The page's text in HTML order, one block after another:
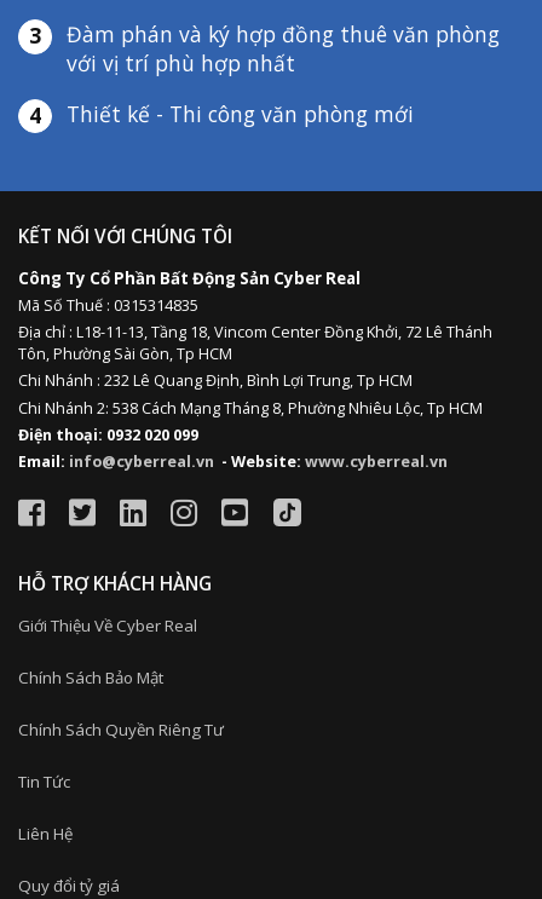
3
Đàm phán và ký hợp đồng thuê văn phòng
với vị trí phù hợp nhất
4
Thiết kế - Thi công văn phòng mới
KẾT NỐI VỚI CHÚNG TÔI
Công Ty Cổ Phần Bất Động Sản Cyber Real
Mã Số Thuế : 0315314835
Địa chỉ : L18-11-13,Tầng 18, Vincom Center Đồng Khởi, 72 Lê Thánh
Tôn, Phường Sài Gòn, Tp HCM
Chi Nhánh : 232 Lê Quang Định,Bình Lợi Trung,Tp HCM
Chi Nhánh 2: 538 Cách Mạng Tháng 8, Phường Nhiêu Lộc, Tp HCM
Điện thoại: 0932 020 099
Email: info@cyberreal.vn - Website: www.cyberreal.vn
HỖ TRỢ KHÁCH HÀNG
Giới Thiệu Về Cyber Real
Chính Sách Bảo Mật
Chính Sách Quyền Riêng Tư
Tin Tức
Liên Hệ
Quy đổi tỷ giá